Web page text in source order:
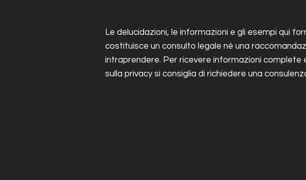
Le delucidazioni, le informazioni e gli esempi qui
costituisce un consulto legale né una
intraprendere. Per ricevere informazioni
sulla privacy si consiglia di richiedere una